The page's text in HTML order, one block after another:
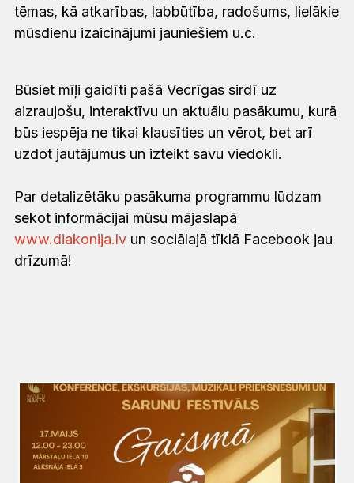
tēmas, kā atkarības, labbūtība, radošums, lielākie
mūsdienu izaicinājumi jauniešiem u.c.
Būsiet mīļi gaidīti pašā Vecrīgas sirdī uz
aizraujošu, interaktīvu un aktuālu pasākumu, kurā
būs iespēja ne tikai klausīties un vērot, bet arī
uzdot jautājumus un izteikt savu viedokli.
Par detalizētāku pasākuma programmu lūdzam
sekot informācijai mūsu mājaslapā
www.diakonija.lv un sociālajā tīklā Facebook jau
drīzumā!